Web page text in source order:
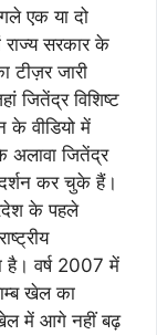
एक या दो
राज्य सरकार के
टीज़र जारी
जितेंद्र विशिष्ट
के वीडियो में
अलावा जितेंद्र
कर चुके हैं।
के पहले
है। वर्ष 2007 में
खेल का
में आगे नहीं बढ़